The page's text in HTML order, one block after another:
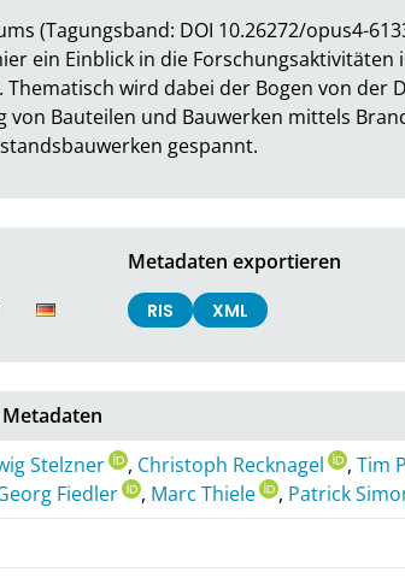
(Tagungsband: DOI 10.26272/opus4-
ein Einblick in die Forschungsaktivitäten
wird dabei der Bogen von der
Bauteilen und Bauwerken mittels
gespannt.
Metadaten exportieren
RIS XML
Metadaten
Stelzner , Christoph Recknagel ,Tim
Fiedler , Marc Thiele , Patrick